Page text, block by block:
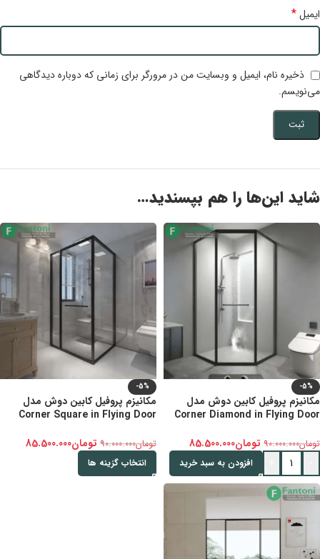
ایمیل*
ذخیره نام، ایمیل و وبسایت من در مرورگر برای زمانی که دوباره دیدگاهی
می‌نویسم.
شاید این‌ها را هم بپسندید…
-5%
مکانیزم پروفیل کابین دوش مدل
Corner Diamond in Flying Door
تومان90.000.000 تومان85.500.000
افزودن به سبد خرید
-5%
مکانیزم پروفیل کابین دوش مدل
Corner Square in Flying Door
تومان90.000.000 تومان85.500.000
انتخاب گزینه ها